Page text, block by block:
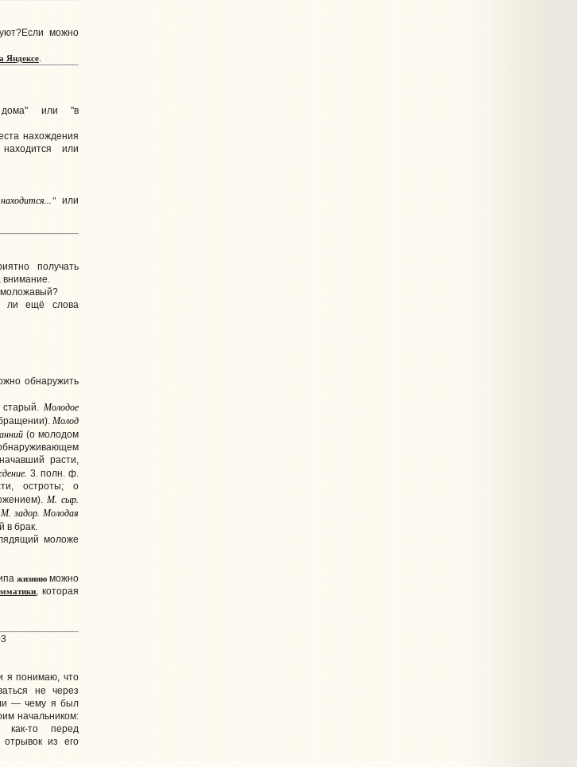
можно
Яндексе.
дома" или "в
нахождения
или
находится..."или
получать
внимание.
моложавый?
ли ещё слова
обнаружить
Молодое
Молод
(о молодом
расти,
3. полн. ф.
остроты; о
М. сыр.
М. задор. Молодая
в брак.
моложе
жизниюможно
, которая
я понимаю, что
не через
— чему я был
начальником:
то перед
из его